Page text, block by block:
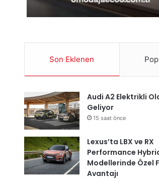
Son Eklenen
Audi A2 Elektrikli
Geliyor
15 saat önce
Lexus’ta LBX ve RX
Performance
Modellerinde Özel
Avantajı